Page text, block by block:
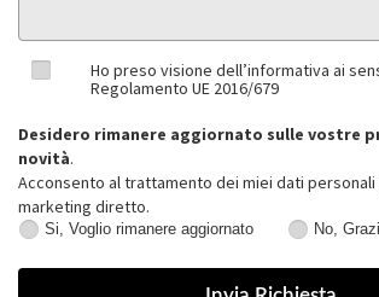
Ho preso visione dell’informativa ai
Regolamento UE 2016/679
Desidero rimanere aggiornato sulle vostre
novità.
Acconsento al trattamento dei miei dati
marketing diretto.
Voglio
Si, Voglio rimanere aggiornato
Grazie
No,